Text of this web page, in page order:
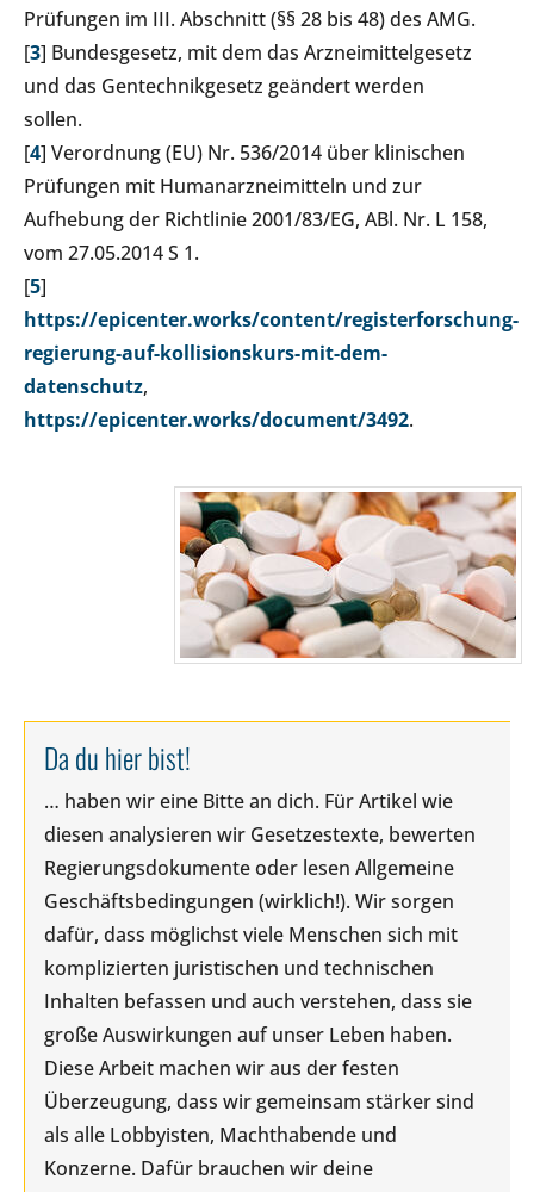
Prüfungen im III. Abschnitt (§§ 28 bis 48) des AMG.
[3] Bundesgesetz, mit dem das Arzneimittelgesetz
und das Gentechnikgesetz geändert werden
sollen.
[4] Verordnung (EU) Nr. 536/2014 über klinischen
Prüfungen mit Humanarzneimitteln und zur
Aufhebung der Richtlinie 2001/83/EG, ABl. Nr. L 158,
vom 27.05.2014 S 1.
[5]
https://epicenter.works/content/registerforschung-
regierung-auf-kollisionskurs-mit-dem-
datenschutz,
https://epicenter.works/document/3492.
Da du hier bist!
… haben wir eine Bitte an dich. Für Artikel wie
diesen analysieren wir Gesetzestexte, bewerten
Regierungsdokumente oder lesen Allgemeine
Geschäftsbedingungen (wirklich!). Wir sorgen
dafür, dass möglichst viele Menschen sich mit
komplizierten juristischen und technischen
Inhalten befassen und auch verstehen, dass sie
große Auswirkungen auf unser Leben haben.
Diese Arbeit machen wir aus der festen
Überzeugung, dass wir gemeinsam stärker sind
als alle Lobbyisten, Machthabende und
Konzerne. Dafür brauchen wir deine